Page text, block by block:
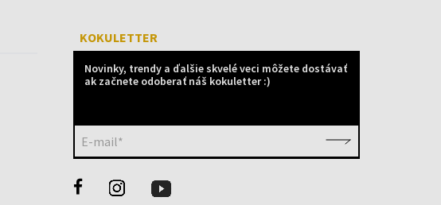
KOKULETTER
Novinky, trendy a ďalšie skvelé veci môžete dostávať
ak začnete odoberať náš kokuletter :)
E-mail*